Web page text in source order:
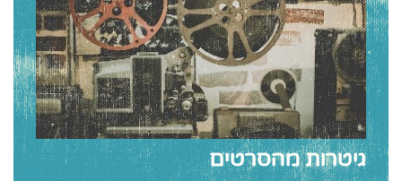
גיטרות מהסרטים